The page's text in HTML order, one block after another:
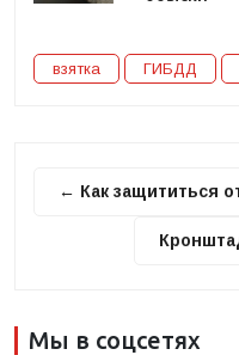
взятка ГИБДД
← Как защититься
Мы в соцсетях